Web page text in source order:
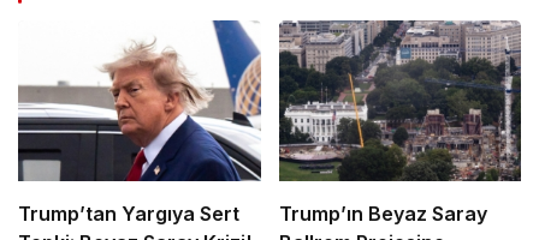
Trump’tan Yargıya Sert
Trump’ın Beyaz Saray